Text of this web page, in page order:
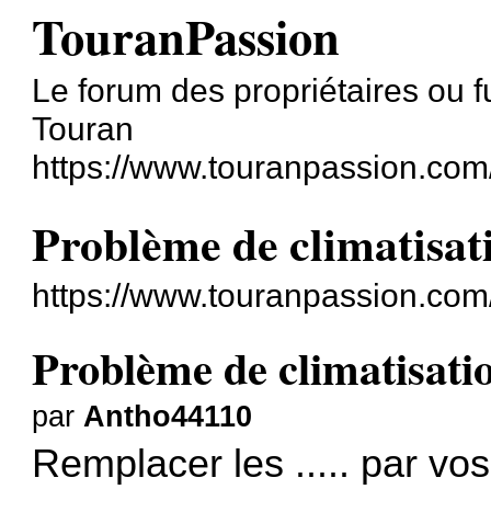
TouranPassion
Le forum des propriétaires ou
Touran
https://
Problème de
https://
Problème de
par Antho44110
Remplacer les ..... par